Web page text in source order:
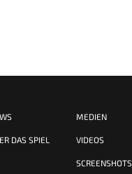
DAS SPIEL
MEDIEN
VIDEOS
SCREENSHOTS